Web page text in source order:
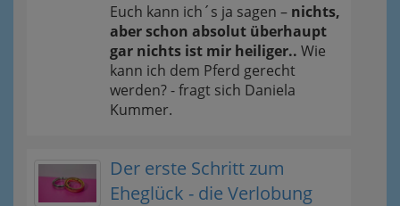
Euch kann ich´s ja sagen – nichts,
aber schon absolut überhaupt
gar nichts ist mir heiliger.. Wie
kann ich dem Pferd gerecht
werden? - fragt sich Daniela
Kummer.
Der erste Schritt zum
Eheglück - die Verlobung